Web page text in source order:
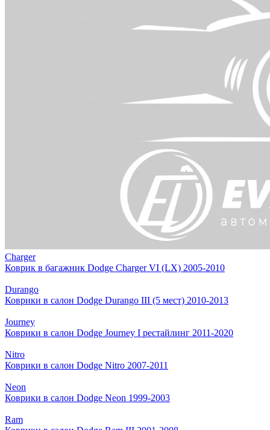
Charger
Коврик в багажник Dodge Charger VI (LX) 2005-2010
Durango
Коврики в салон Dodge Durango III (5 мест) 2010-2013
Journey
Коврики в салон Dodge Journey I рестайлинг 2011-2020
Nitro
Коврики в салон Dodge Nitro 2007-2011
Neon
Коврики в салон Dodge Neon 1999-2003
Ram